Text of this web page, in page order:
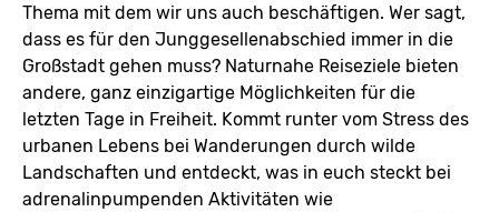
Thema mit dem wir uns auch beschäftigen. Wer sagt,
dass es für den Junggesellenabschied immer in die
Großstadt gehen muss? Naturnahe Reiseziele bieten
andere, ganz einzigartige Möglichkeiten für die
letzten Tage in Freiheit. Kommt runter vom Stress des
urbanen Lebens bei Wanderungen durch wilde
Landschaften und entdeckt, was in euch steckt bei
adrenalinpumpenden Aktivitäten wie